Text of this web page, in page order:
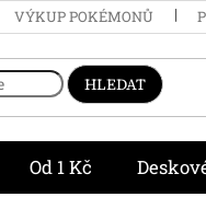
VÝKUP POKÉMONŮ
HLEDAT
Od 1 Kč